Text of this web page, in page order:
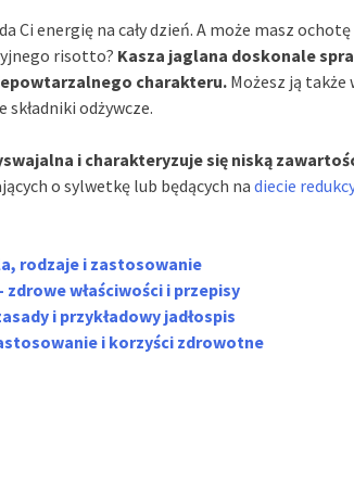
Ci energię na cały dzień. A może masz
risotto? Kasza jaglana doskonale
charakteru. Możesz ją także
składniki odżywcze.
i charakteryzuje się niską
o sylwetkę lub będących na diecie
rodzaje i zastosowanie
właściwości i przepisy
i przykładowy jadłospis
i korzyści zdrowotne